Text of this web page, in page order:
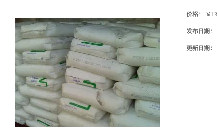
价格： ￥
发布日期：
更新日期：